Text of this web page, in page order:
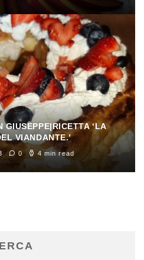
GIUSEPPE|RICETTA ‘LA
VIANDANTE.’
0 4 min read